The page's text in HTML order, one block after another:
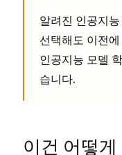
알려진 인공지
선택해도 이전
인공지능 모델
습니다.
이건 어떻